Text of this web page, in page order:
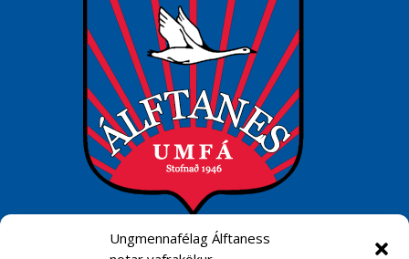
Ungmennafélag Álftaness